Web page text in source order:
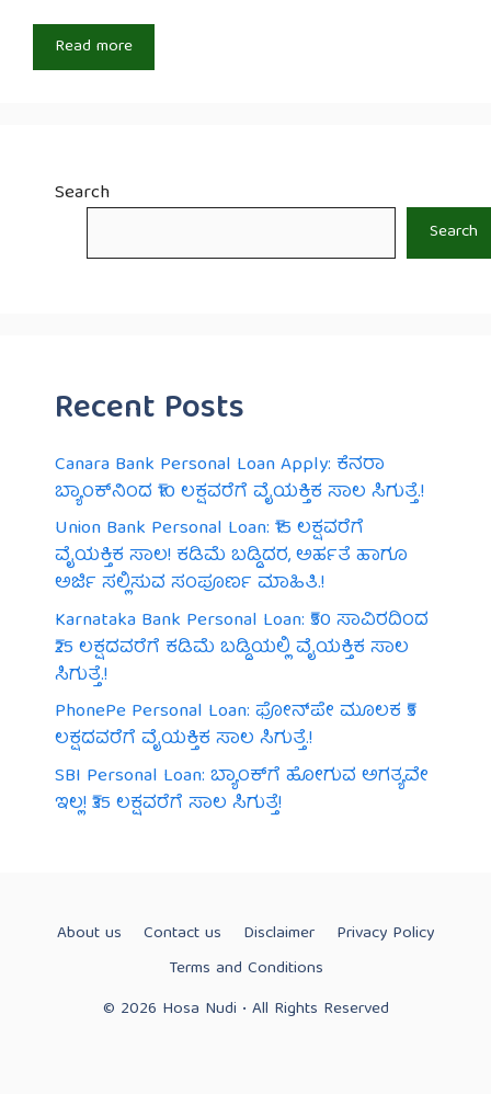
Read more
Search
Search
Recent Posts
Canara Bank Personal Loan Apply: ಕೆನರಾ
ಬ್ಯಾಂಕ್‌ನಿಂದ ₹10 ಲಕ್ಷವರೆಗೆ ವೈಯಕ್ತಿಕ ಸಾಲ ಸಿಗುತ್ತೆ.!
Union Bank Personal Loan: ₹15 ಲಕ್ಷವರೆಗೆ
ವೈಯಕ್ತಿಕ ಸಾಲ! ಕಡಿಮೆ ಬಡ್ಡಿದರ, ಅರ್ಹತೆ ಹಾಗೂ
ಅರ್ಜಿ ಸಲ್ಲಿಸುವ ಸಂಪೂರ್ಣ ಮಾಹಿತಿ.!
Karnataka Bank Personal Loan: ₹50 ಸಾವಿರದಿಂದ
₹25 ಲಕ್ಷದವರೆಗೆ ಕಡಿಮೆ ಬಡ್ಡಿಯಲ್ಲಿ ವೈಯಕ್ತಿಕ ಸಾಲ
ಸಿಗುತ್ತೆ.!
PhonePe Personal Loan: ಫೋನ್‌ಪೇ ಮೂಲಕ ₹5
ಲಕ್ಷದವರೆಗೆ ವೈಯಕ್ತಿಕ ಸಾಲ ಸಿಗುತ್ತೆ.!
SBI Personal Loan: ಬ್ಯಾಂಕ್‌ಗೆ ಹೋಗುವ ಅಗತ್ಯವೇ
ಇಲ್ಲ! ₹35 ಲಕ್ಷವರೆಗೆ ಸಾಲ ಸಿಗುತ್ತೆ!
About us Contact us Disclaimer
Privacy Policy
Terms and Conditions
© 2026 Hosa Nudi • All Rights Reserved